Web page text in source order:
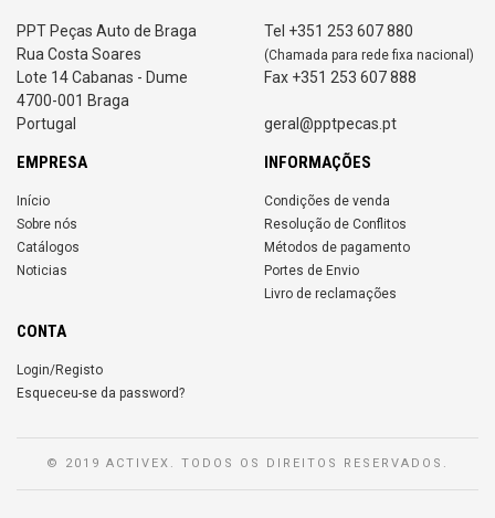
PPT Peças Auto de Braga
Rua Costa Soares
Lote 14 Cabanas - Dume
4700-001 Braga
Portugal
Tel +351 253 607 880
(Chamada para rede fixa nacional)
Fax +351 253 607 888
geral@pptpecas.pt
EMPRESA
Início
Sobre nós
Catálogos
Noticias
INFORMAÇÕES
Condições de venda
Resolução de Conflitos
Métodos de pagamento
Portes de Envio
Livro de reclamações
CONTA
Login/Registo
Esqueceu-se da password?
© 2019 ACTIVEX. TODOS OS DIREITOS RESERVADOS.